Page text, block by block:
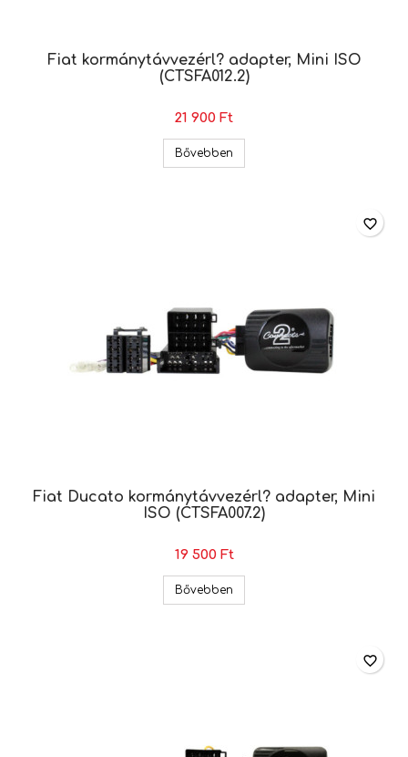
Fiat kormánytávvezérl? adapter, Mini ISO
(CTSFA012.2)
21 900 Ft
Bővebben
Fiat Ducato kormánytávvezérl? adapter, Mini
ISO (CTSFA007.2)
19 500 Ft
Bővebben
favorite_border
favorite_border